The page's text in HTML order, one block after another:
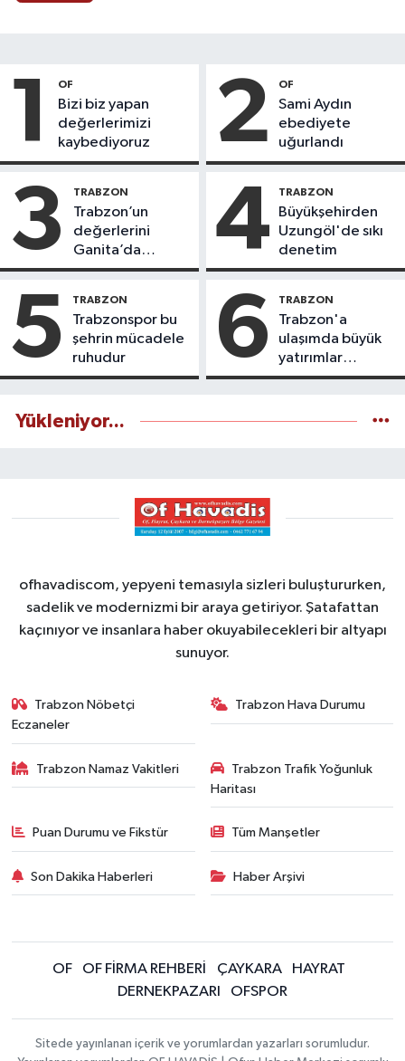
1 OF
Bizi biz yapan
değerlerimizi
kaybediyoruz
2 OF
Sami Aydın
ebediyete
uğurlandı
3 TRABZON
Trabzon’un
değerlerini
Ganita’da
yaşatıyoruz
4 TRABZON
Büyükşehirden
Uzungöl'de sıkı
denetim
5 TRABZON
Trabzonspor bu
şehrin mücadele
ruhudur
6 TRABZON
Trabzon'a
ulaşımda büyük
yatırımlar
yapılıyor
Yükleniyor...
ofhavadiscom, yepyeni temasıyla sizleri buluştururken,
sadelik ve modernizmi bir araya getiriyor. Şatafattan
kaçınıyor ve insanlara haber okuyabilecekleri bir altyapı
sunuyor.
Trabzon Nöbetçi
Eczaneler
Trabzon Hava Durumu
Trabzon Namaz Vakitleri
Trabzon Trafik Yoğunluk
Haritası
Puan Durumu ve Fikstür Tüm Manşetler
Son Dakika Haberleri Haber Arşivi
OF OF FİRMA REHBERİ ÇAYKARA
HAYRAT
DERNEKPAZARI
OFSPOR
Sitede yayınlanan içerik ve yorumlardan yazarları sorumludur.